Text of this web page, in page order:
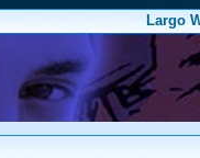
Largo